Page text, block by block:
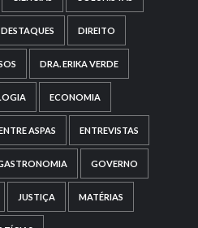
DESTAQUES DIREITO
DRA. ERIKA VERDE
ECONOMIA
ASPAS ENTREVISTAS
GOVERNO
JUSTIÇA MATÉRIAS